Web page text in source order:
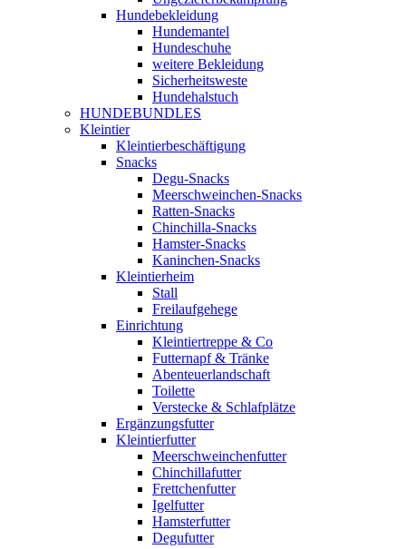
Hundebekleidung
Hundemantel
Hundeschuhe
weitere Bekleidung
Sicherheitsweste
Hundehalstuch
HUNDEBUNDLES
Kleintier
Kleintierbeschäftigung
Snacks
Degu-Snacks
Meerschweinchen-Snacks
Ratten-Snacks
Chinchilla-Snacks
Hamster-Snacks
Kaninchen-Snacks
Kleintierheim
Stall
Freilaufgehege
Einrichtung
Kleintiertreppe & Co
Futternapf & Tränke
Abenteuerlandschaft
Toilette
Verstecke & Schlafplätze
Ergänzungsfutter
Kleintierfutter
Meerschweinchenfutter
Chinchillafutter
Frettchenfutter
Igelfutter
Hamsterfutter
Degufutter